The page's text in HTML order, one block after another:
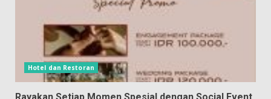
Hotel dan Restoran